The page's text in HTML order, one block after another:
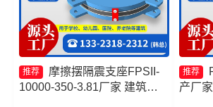
推荐
摩擦摆隔震支座FPSII-
10000-350-3.81厂家 建筑隔
推荐
产厂